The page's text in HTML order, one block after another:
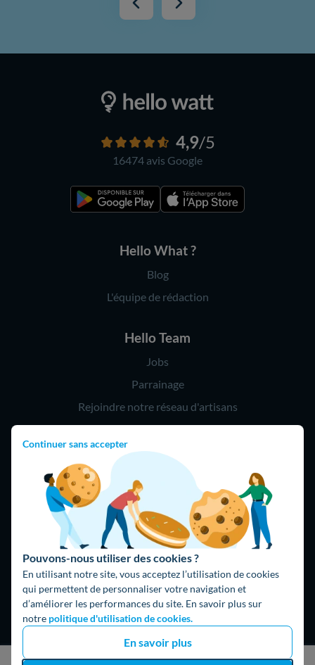
Continuer sans accepter
Pouvons-nous utiliser des cookies ?
En utilisant notre site, vous acceptez l’utilisation de cookies
qui permettent de personnaliser votre navigation et
d’améliorer les performances du site. En savoir plus sur
notre politique d'utilisation de cookies.
En savoir plus
4,9/5
16474 avis Google
Hello What ?
Blog
L'équipe de rédaction
Hello Team
Jobs
Parrainage
Rejoindre notre réseau d'artisans
Hello !
09 75 18 60 60
(8h-21h)
75018 Paris
Fait avec ⚡ par Hello Watt
© 2026 Hello Watt |CGU|Mentions légales